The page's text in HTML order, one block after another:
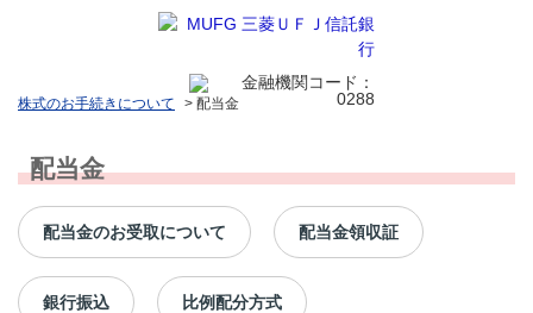
株式のお手続きについて > 配当金
配当金
配当金のお受取について 配当金領収証
銀行振込 比例配分方式